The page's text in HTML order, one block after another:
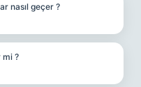
nasıl geçer ?
mi ?